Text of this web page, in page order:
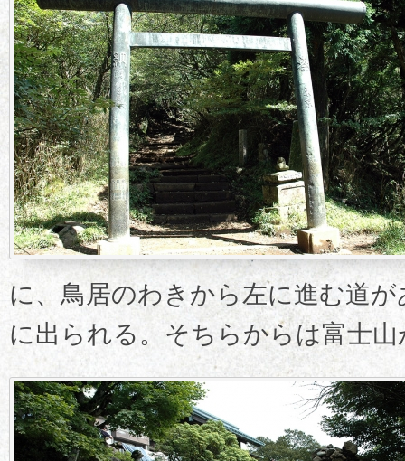
に、鳥居のわきから左に進む道
に出られる。そちらからは富士